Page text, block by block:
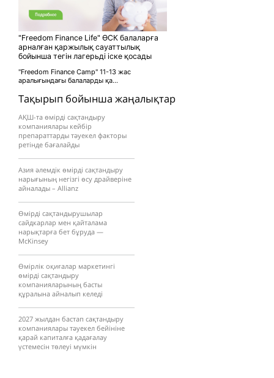
Тақырып бойынша жаңалықтар
АҚШ-та өмірді сақтандыру
компаниялары кейбір
препараттарды тәуекел факторы
ретінде бағалайды
Азия әлемдік өмірді сақтандыру
нарығының негізгі өсу драйверіне
айналады – Allianz
Өмірді сақтандырушылар
сайдкарлар мен қайталама
нарықтарға бет бұруда —
McKinsey
Өмірлік оқиғалар маркетингі
өмірді сақтандыру
компанияларының басты
құралына айналып келеді
2027 жылдан бастап сақтандыру
компаниялары тәуекел бейініне
қарай капиталға қадағалау
үстемесін төлеуі мүмкін
"Freedom Finance Life" ӨСК балаларға
арналған қаржылық сауаттылық
бойынша тегін лагерьді іске қосады
"Freedom Finance Camp" 11-13 жас
аралығындағы балаларды қа...